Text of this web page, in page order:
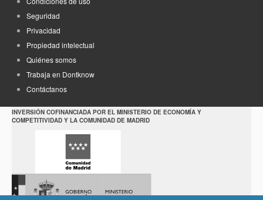
Seguridad
Privacidad
Propiedad intelectual
Quiénes somos
Trabaja en Dontknow
Contáctanos
INVERSIÓN COFINANCIADA POR EL MINISTERIO DE ECONOMÍA Y
COMPETITIVIDAD Y LA COMUNIDAD DE MADRID